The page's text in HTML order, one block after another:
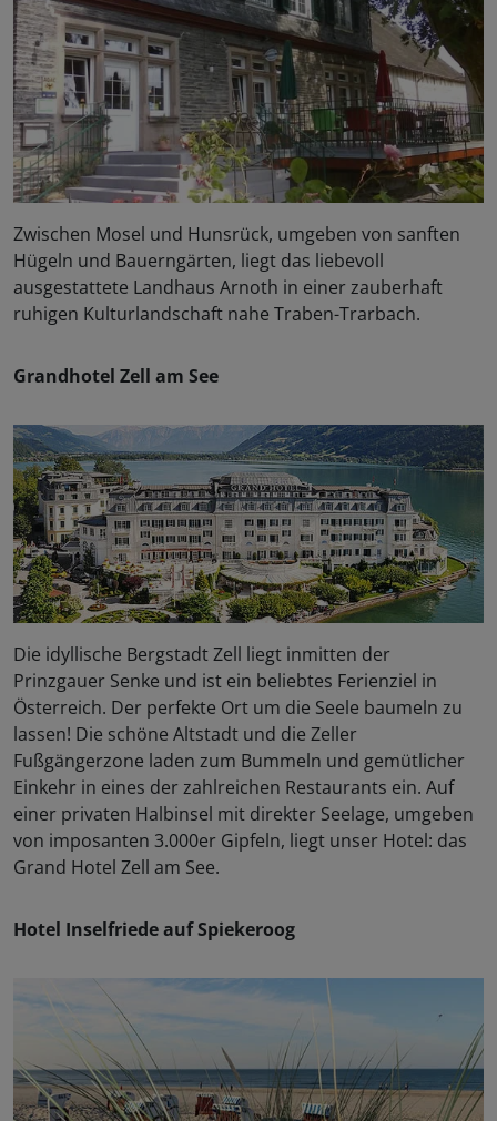
Zwischen Mosel und Hunsrück, umgeben von sanften
Hügeln und Bauerngärten, liegt das liebevoll
ausgestattete Landhaus Arnoth in einer zauberhaft
ruhigen Kulturlandschaft nahe Traben-Trarbach.
Grandhotel Zell am See
Die idyllische Bergstadt Zell liegt inmitten der
Prinzgauer Senke und ist ein beliebtes Ferienziel in
Österreich. Der perfekte Ort um die Seele baumeln zu
lassen! Die schöne Altstadt und die Zeller
Fußgängerzone laden zum Bummeln und gemütlicher
Einkehr in eines der zahlreichen Restaurants ein. Auf
einer privaten Halbinsel mit direkter Seelage, umgeben
von imposanten 3.000er Gipfeln, liegt unser Hotel: das
Grand Hotel Zell am See.
Hotel Inselfriede auf Spiekeroog